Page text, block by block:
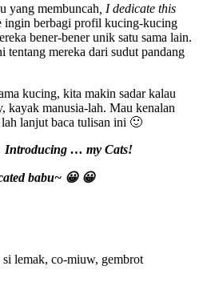
yang membuncah , I dedicate this
ingin berbagi profil kucing-kucing
bener-bener unik satu sama lain.
tentang mereka dari sudut pandang
kucing, kita makin sadar kalau
kayak manusia-lah. Mau kenalan
lanjut baca tulisan ini 🙂
… my Cats!
babu~ 😀 😀
lemak, co-miuw, gembrot